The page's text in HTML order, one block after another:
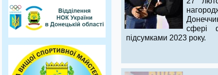
сфері
підсумками 2023 року.